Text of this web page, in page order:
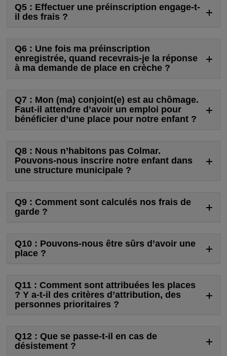
Q5 : Effectuer une préinscription engage-t-
il des frais ?
Q6 : Une fois ma préinscription
enregistrée, quand recevrais-je la réponse
à ma demande de place en crèche ?
Q7 : Mon (ma) conjoint(e) est au chômage.
Faut-il attendre d’avoir un emploi pour
bénéficier d’une place pour notre enfant ?
Q8 : Nous n’habitons pas Colmar.
Pouvons-nous inscrire notre enfant dans
une structure municipale ?
Q9 : Comment sont calculés nos frais de
garde ?
Q10 : Pouvons-nous être sûrs d’avoir une
place ?
Q11 : Comment sont attribuées les places
? Y a-t-il des critères d’attribution, des
personnes prioritaires ?
Q12 : Que se passe-t-il en cas de
désistement ?